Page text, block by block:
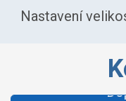
Nastavení